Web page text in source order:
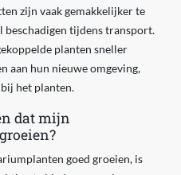
zijn vaak gemakkelijker te
beschadigen tijdens transport.
planten sneller
aan hun nieuwe omgeving,
het planten.
dat mijn
goed groeien, is